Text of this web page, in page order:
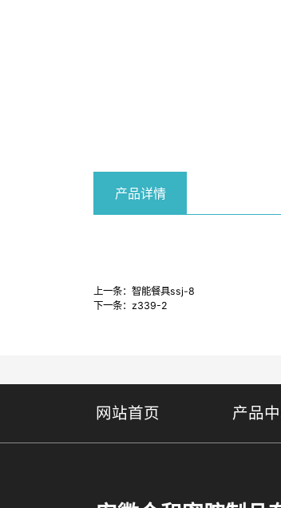
产品详情
上一条： 智能餐具ssj-8
下一条： z339-2
网站首页 产品